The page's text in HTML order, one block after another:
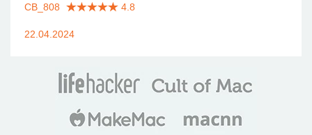
CB_808 4.8
22.04.2024